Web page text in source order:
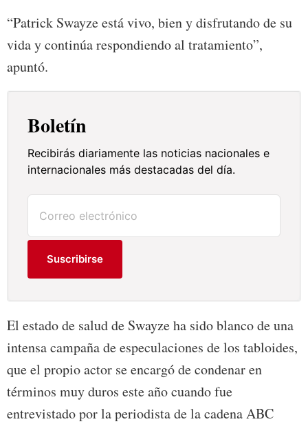
“Patrick Swayze está vivo, bien y disfrutando de su
vida y continúa respondiendo al tratamiento”,
apuntó.
Boletín
Recibirás diariamente las noticias nacionales e
internacionales más destacadas del día.
Suscribirse
El estado de salud de Swayze ha sido blanco de una
intensa campaña de especulaciones de los tabloides,
que el propio actor se encargó de condenar en
términos muy duros este año cuando fue
entrevistado por la periodista de la cadena ABC